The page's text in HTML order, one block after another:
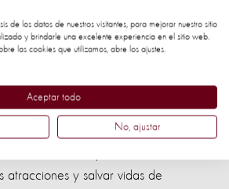
con bienestar animal. Estas
hacer un cambio por los
entretenimiento que daña a los
atracciones y salvar vidas de
de los datos de nuestros visitantes, para mejorar nuestro sitio
y brindarle una excelente experiencia en el sitio web.
las cookies que utilizamos, abre los ajustes.
Aceptar todo
No, ajustar